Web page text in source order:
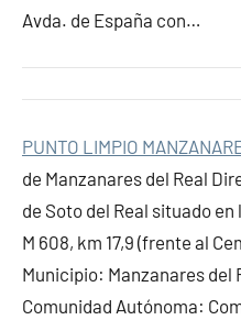
Avda. de España con…
PUNTO LIMPIO
de Manzanares del Real
de Soto del Real situado en
M 608, km 17,9 (frente al
Municipio: Manzanares del
Comunidad Autónoma: